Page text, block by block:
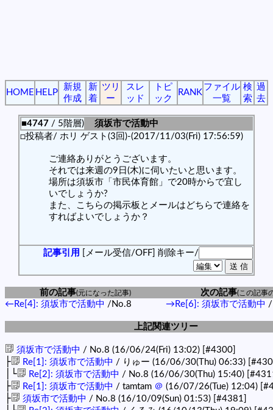
HOME HELP
新規
作成
新
着
ツリ
ー
スレ
ッド
トピ
ック
RANK
ファイル
一覧
検
索
過
去
■4747 / 5階層)
須坂市で活動中
□投稿者/ ホリ ゲスト(3回)-(2017/11/03(Fri) 17:56:59)
ご連絡ありがとうございます。
それでは来週の9日(木)に伺いたいと思います。
場所は須坂市「市民体育館」で20時からで宜し
いでしょうか?
また、こちらの掲示板とメールはどちらで連絡を
すればよいでしょうか？
記事引用 [メール受信/OFF] 削除キー/
前の記事(元になった記事) 次の記事(この記事
←Re[4]: 須坂市で活動中 /No.8 →Re[6]: 須坂市で活動中 /
上記関連ツリー
須坂市で活動中 / No.8 (16/06/24(Fri) 13:02) [#4300]
├ Re[1]: 須坂市で活動中 / りゅー (16/06/30(Thu) 06:33)
│└ Re[2]: 須坂市で活動中 / No.8 (16/06/30(Thu) 15:40)
├ Re[1]: 須坂市で活動中 / tamtam ＠ (16/07/26(Tue) 12:04)
├ 須坂市で活動中 / No.8 (16/10/09(Sun) 01:53) [#4381]